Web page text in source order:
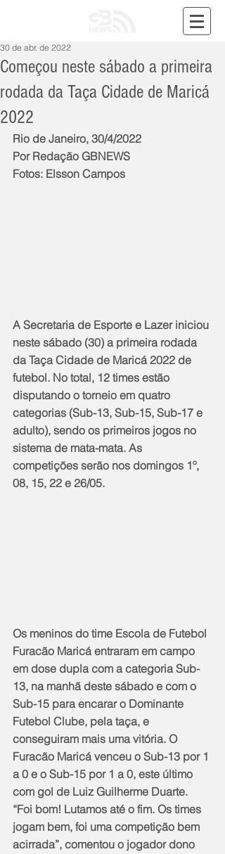
Começou neste sábado a primeira
rodada da Taça Cidade de Maricá
2022
30 de abr. de 2022
Rio de Janeiro, 30/4/2022
Por Redação GBNEWS
Fotos: Elsson Campos
A Secretaria de Esporte e Lazer iniciou
neste sábado (30) a primeira rodada
da Taça Cidade de Maricá 2022 de
futebol. No total, 12 times estão
disputando o torneio em quatro
categorias (Sub-13, Sub-15, Sub-17 e
adulto), sendo os primeiros jogos no
sistema de mata-mata. As
competições serão nos domingos 1º,
08, 15, 22 e 26/05.
Os meninos do time Escola de Futebol
Furacão Maricá entraram em campo
em dose dupla com a categoria Sub-
13, na manhã deste sábado e com o
Sub-15 para encarar o Dominante
Futebol Clube, pela taça, e
conseguiram mais uma vitória. O
Furacão Maricá venceu o Sub-13 por 1
a 0 e o Sub-15 por 1 a 0, este último
com gol de Luiz Guilherme Duarte.
“Foi bom! Lutamos até o fim. Os times
jogam bem, foi uma competição bem
acirrada”, comentou o jogador dono